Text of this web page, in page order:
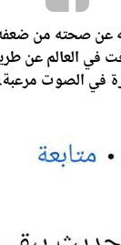
عن صحته من
العالم عن
في الصوت